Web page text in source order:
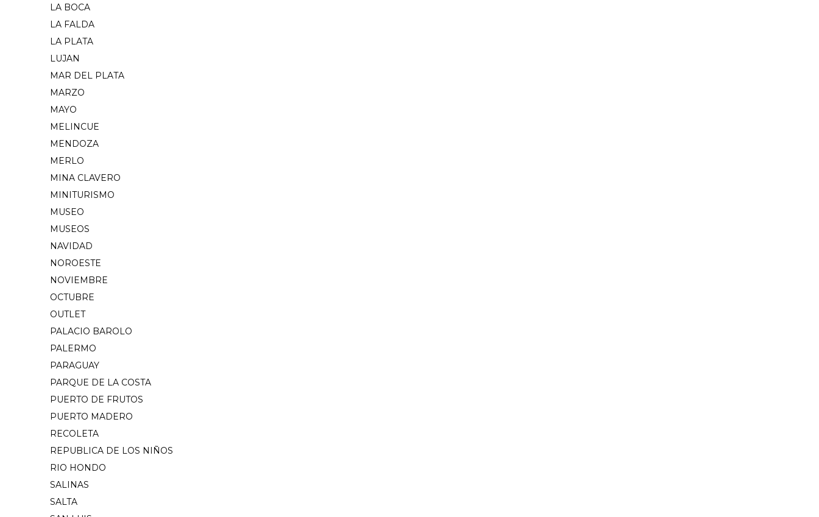
LA BOCA
LA FALDA
LA PLATA
LUJAN
MAR DEL PLATA
MARZO
MAYO
MELINCUE
MENDOZA
MERLO
MINA CLAVERO
MINITURISMO
MUSEO
MUSEOS
NAVIDAD
NOROESTE
NOVIEMBRE
OCTUBRE
OUTLET
PALACIO BAROLO
PALERMO
PARAGUAY
PARQUE DE LA COSTA
PUERTO DE FRUTOS
PUERTO MADERO
RECOLETA
REPUBLICA DE LOS NIÑOS
RIO HONDO
SALINAS
SALTA